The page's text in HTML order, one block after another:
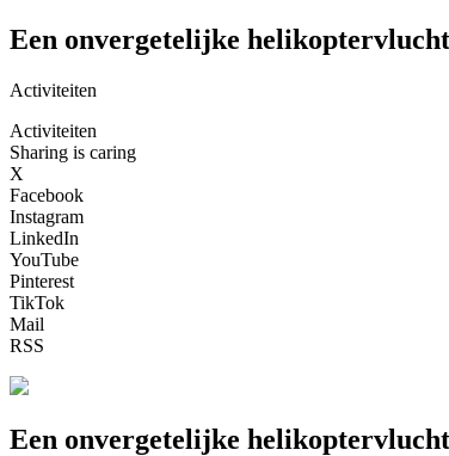
Een onvergetelijke
Activiteiten
Activiteiten
Sharing is caring
X
Facebook
Instagram
LinkedIn
YouTube
Pinterest
TikTok
Mail
RSS
Een onvergetelijke